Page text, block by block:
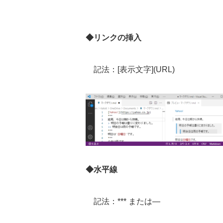
◆リンクの挿入
記法： [表示文字](URL)
◆水平線
記法： *** または—